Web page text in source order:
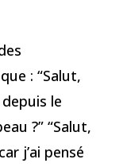
: “Salut,
le
?” “Salut,
j’ai pensé